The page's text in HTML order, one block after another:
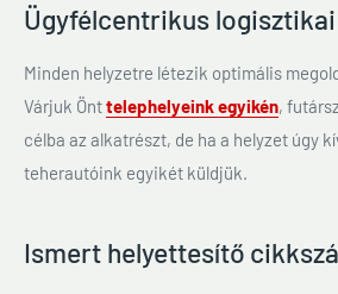
Ügyfélcentrikus
Minden helyzetre létezik optimális
Várjuk Önttelephelyeink egyikén,
célba az alkatrészt, de ha a helyzet úgy
teherautóink egyikét küldjük.
Ismert helyettesítő